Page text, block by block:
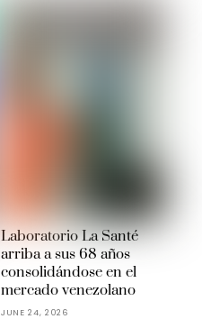
Laboratorio La Santé
arriba a sus 68 años
consolidándose en el
mercado venezolano
JUNE 24, 2026